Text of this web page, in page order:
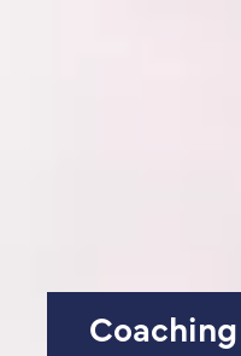
Coaching - co to jest,